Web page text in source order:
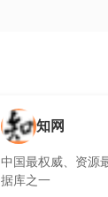
知网
中国最权威、资源
据库之一